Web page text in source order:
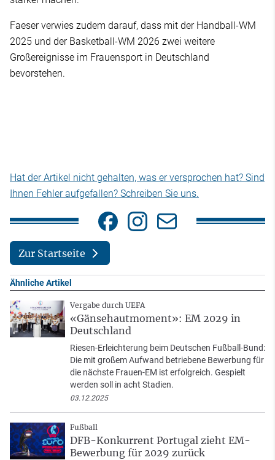
Faeser verwies zudem darauf, dass mit der Handball-WM
2025 und der Basketball-WM 2026 zwei weitere
Großereignisse im Frauensport in Deutschland
bevorstehen.
Hat der Artikel nicht gehalten, was er versprochen hat? Sind
Ihnen Fehler aufgefallen? Schreiben Sie uns.
Zur Startseite
Ähnliche Artikel
Vergabe durch UEFA
«Gänsehautmoment»: EM 2029 in
Deutschland
Riesen-Erleichterung beim Deutschen Fußball-Bund:
Die mit großem Aufwand betriebene Bewerbung für
die nächste Frauen-EM ist erfolgreich. Gespielt
werden soll in acht Stadien.
03.12.2025
Fußball
DFB-Konkurrent Portugal zieht EM-
Bewerbung für 2029 zurück